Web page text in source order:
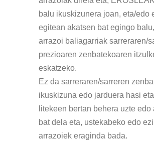
balu ikuskizunera joan, eta/edo
egitean akatsen bat egingo
arrazoi baliagarriak sarreraren/
prezioaren zenbatekoaren
eskatzeko.
Ez da sarreraren/sarreren
ikuskizuna edo jarduera hasi
litekeen bertan behera uzte edo
bat dela eta, ustekabeko edo
arrazoiek eraginda bada.